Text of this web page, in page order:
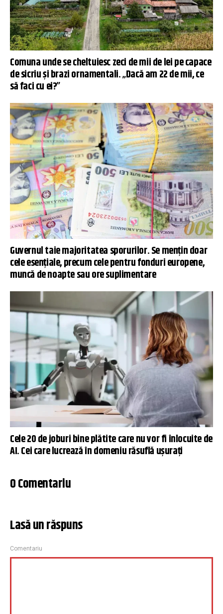
Comuna unde se cheltuiesc zeci de mii de lei pe capace
de sicriu și brazi ornamentali. „Dacă am 22 de mii, ce
să faci cu ei?”
Guvernul taie majoritatea sporurilor. Se mențin doar
cele esențiale, precum cele pentru fonduri europene,
muncă de noapte sau ore suplimentare
Cele 20 de joburi bine plătite care nu vor fi înlocuite de
AI. Cei care lucrează în domeniu răsuflă uşuraţi
0 Comentariu
Lasă un răspuns
Comentariu